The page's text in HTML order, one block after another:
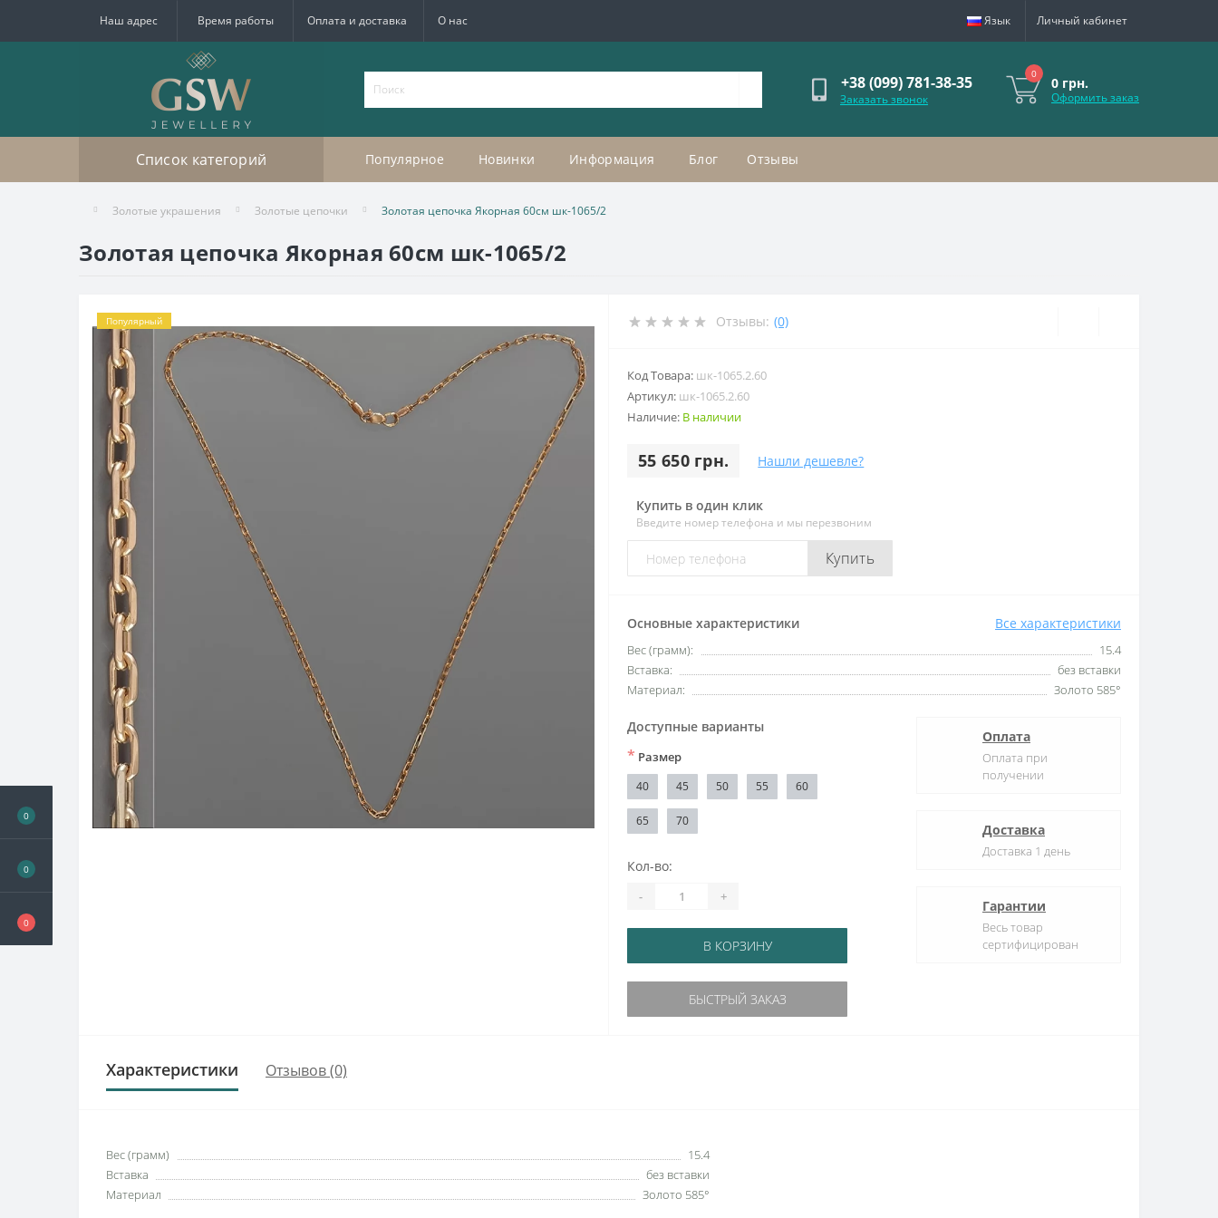
0
0
0
Наш адрес Время работы Оплата и доставка О нас Язык Личный кабинет
+38 (099) 781-38-35
Заказать звонок
0
0 грн.
Оформить заказ
Список категорий Популярное Новинки Информация Блог Отзывы
Золотые украшения Золотые цепочки Золотая цепочка Якорная 60см шк-1065/2
Золотая цепочка Якорная 60см шк-1065/2
Популярный Отзывы: (0)
Код Товара: шк-1065.2.60
Артикул: шк-1065.2.60
Наличие: В наличии
55 650 грн. Нашли дешевле?
Купить в один клик
Введите номер телефона и мы перезвоним
Купить
Основные характеристики Все характеристики
Вес (грамм):
15.4
Вставка:
без вставки
Материал:
Золото 585°
Доступные варианты
* Размер
40 45 50 55 60
65 70
Кол-во:
- +
В КОРЗИНУ
БЫСТРЫЙ ЗАКАЗ
Оплата
Оплата при
получении
Доставка
Доставка 1 день
Гарантии
Весь товар
сертифицирован
Характеристики Отзывов (0)
Вес (грамм)
15.4
Вставка
без вставки
Материал
Золото 585°